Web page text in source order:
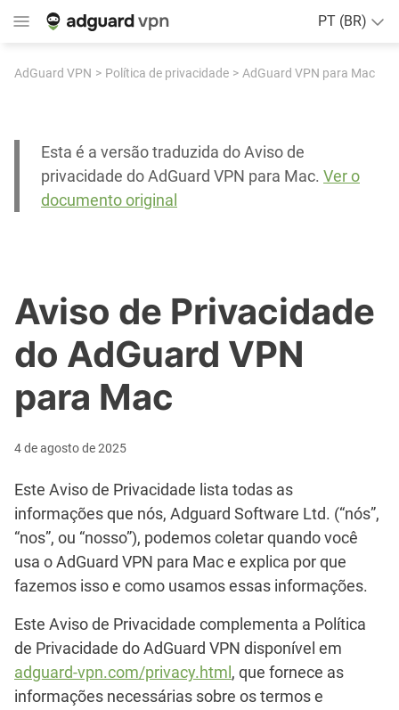
PT (BR)
AdGuard VPN Política de privacidade AdGuard VPN para Mac
Esta é a versão traduzida do Aviso de
privacidade do AdGuard VPN para Mac. Ver o
documento original
Aviso de Privacidade
do AdGuard VPN
para Mac
4 de agosto de 2025
Este Aviso de Privacidade lista todas as
informações que nós, Adguard Software Ltd. (“nós”,
“nos”, ou “nosso”), podemos coletar quando você
usa o AdGuard VPN para Mac e explica por que
fazemos isso e como usamos essas informações.
Este Aviso de Privacidade complementa a Política
de Privacidade do AdGuard VPN disponível em
adguard-vpn.com/privacy.html , que fornece as
informações necessárias sobre os termos e